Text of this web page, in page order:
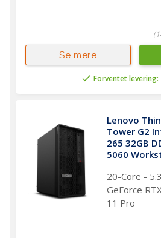
Forventet levering:
Se mere
Lenovo
Tower G2
265 32GB
5060
20-Core -
GeForce
11 Pro